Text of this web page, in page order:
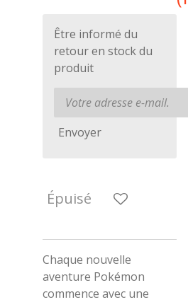
Être informé du
retour en stock du
produit
Envoyer
Épuisé
Chaque nouvelle
aventure Pokémon
commence avec une